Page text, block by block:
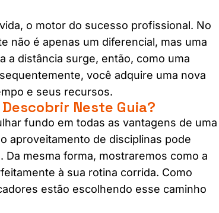
o motor do sucesso profissional. No
não é apenas um diferencial, mas uma
a distância surge, então, como uma
você adquire uma nova
e seus recursos.
Descobrir Neste Guia?
fundo em todas as vantagens de uma
aproveitamento de disciplinas pode
mesma forma, mostraremos como a
à sua rotina corrida. Como
estão escolhendo esse caminho